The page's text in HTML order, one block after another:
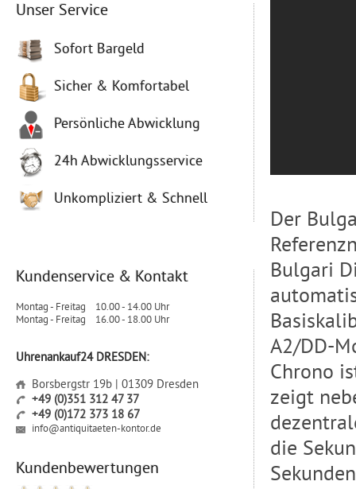
Unser Service
Sofort Bargeld
Sicher & Komfortabel
Persönliche Abwicklung
24h Abwicklungsservice
Unkompliziert & Schnell
Kundenservice & Kontakt
Montag - Freitag
10.00 - 14.00 Uhr
Montag - Freitag
16.00 - 18.00 Uhr
Uhrenankauf24 DRESDEN:
Borsbergstr 19b | 01309 Dresden
+49 (0)351 312 47 37
+49 (0)172 373 18 67
info@antiquitaeten-kontor.de
Kundenbewertungen
Der
Bulgari
A2/DD-
Chrono
zeigt
die